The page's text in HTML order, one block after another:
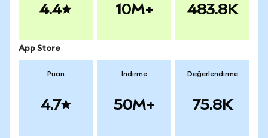
4.4 10M+ 483.8K
App Store
Puan
4.7
İndirme
50M+
Değerlendirme
75.8K